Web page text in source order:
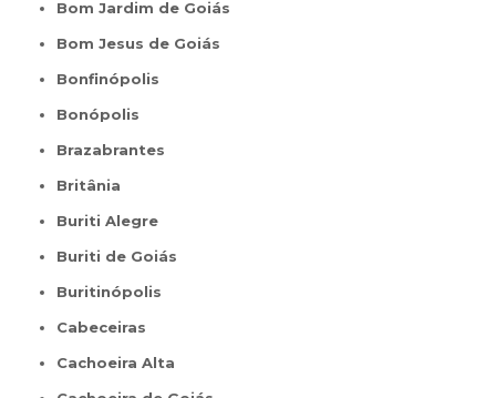
Bom Jardim de Goiás
Bom Jesus de Goiás
Bonfinópolis
Bonópolis
Brazabrantes
Britânia
Buriti Alegre
Buriti de Goiás
Buritinópolis
Cabeceiras
Cachoeira Alta